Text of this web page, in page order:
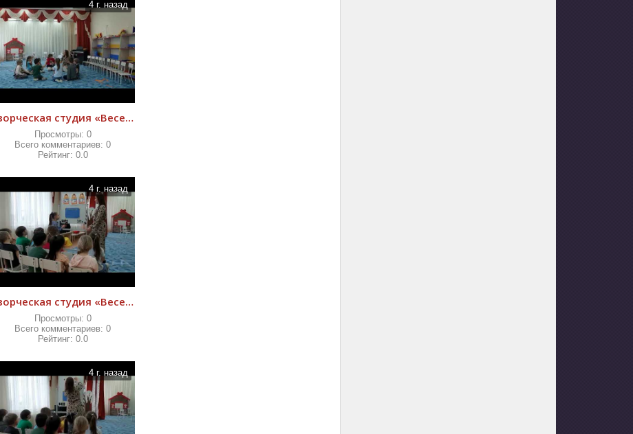
4 г. назад
творческая студия «Веселый оркестр»
Просмотры: 0
Всего комментариев:0
Рейтинг: 0.0
4 г. назад
творческая студия «Веселый оркестр»
Просмотры: 0
Всего комментариев:0
Рейтинг: 0.0
4 г. назад